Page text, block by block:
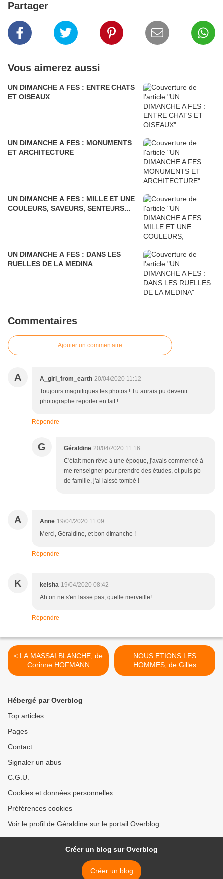
Partager
Vous aimerez aussi
UN DIMANCHE A FES : ENTRE CHATS
ET OISEAUX
UN DIMANCHE A FES : MONUMENTS
ET ARCHITECTURE
UN DIMANCHE A FES : MILLE ET UNE
COULEURS, SAVEURS, SENTEURS...
UN DIMANCHE A FES : DANS LES
RUELLES DE LA MEDINA
Commentaires
Ajouter un commentaire
A A_girl_from_earth 20/04/2020 11:12
Toujours magnifiques tes photos ! Tu aurais pu devenir
photographe reporter en fait !
Répondre
G Géraldine 20/04/2020 11:16
C'était mon rêve à une époque, j'avais commencé à
me renseigner pour prendre des études, et puis pb
de famille, j'ai laissé tombé !
A Anne 19/04/2020 11:09
Merci, Géraldine, et bon dimanche !
Répondre
K keisha 19/04/2020 08:42
Ah on ne s'en lasse pas, quelle merveille!
Répondre
< LA MASSAI BLANCHE, de
Corinne HOFMANN
NOUS ETIONS LES
HOMMES, de Gilles
LEGARDINIER >
Hébergé par Overblog
Top articles
Pages
Contact
Signaler un abus
C.G.U.
Cookies et données personnelles
Préférences cookies
Voir le profil de Géraldine sur le portail Overblog
Créer un blog sur Overblog
Créer un blog